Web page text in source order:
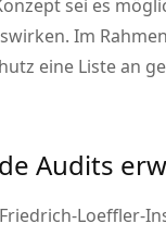
sei es
Im
eine Liste an
Audits
Loeffler-